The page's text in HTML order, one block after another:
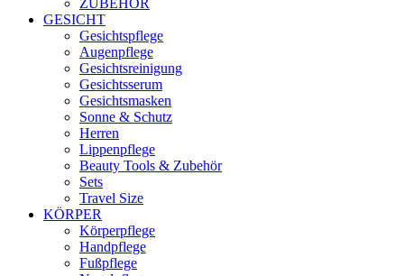
ZUBEHÖR
GESICHT
Gesichtspflege
Augenpflege
Gesichtsreinigung
Gesichtsserum
Gesichtsmasken
Sonne & Schutz
Herren
Lippenpflege
Beauty Tools & Zubehör
Sets
Travel Size
KÖRPER
Körperpflege
Handpflege
Fußpflege